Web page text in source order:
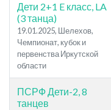
Дети 2+1 E класс, LA
(3 танца)
19.01.2025, Шелехов,
Чемпионат, кубок и
первенства Иркутской
области
ПСРФ Дети-2, 8
танцев